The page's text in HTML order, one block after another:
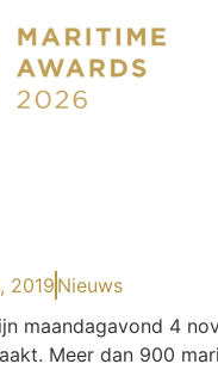
2019Nieuws
maandagavond 4
Meer dan 900